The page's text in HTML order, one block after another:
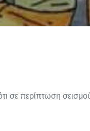
σε περίπτωση